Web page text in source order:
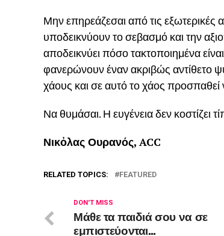
Μην επηρεάζεσαι από τις εξωτερικές
υποδεικνύουν το σεβασμό και την
αποδεικνύει πόσο τακτοποιημένα
φανερώνουν έναν ακριβώς αντίθετο
χάους και σε αυτό το χάος προσπαθεί
Να θυμάσαι. Η ευγένεια δεν κοστίζει
Νικὀλας Ουρανός, ACC
RELATED TOPICS: FEATURED
DON'T MISS
Μάθε τα παιδιά σου να σε
εμπιστεύονται…